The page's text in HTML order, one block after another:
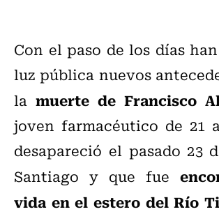
Con el paso de los días
luz pública nuevos
la muerte de Francisco
joven farmacéutico de 21
desapareció el pasado 23
Santiago y que fue
vida en el estero del Río